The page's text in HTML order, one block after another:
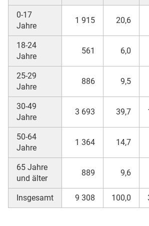
(Mikrozensus)
0-17
Jahre
1 915 20,6
18-24
Jahre
561 6,0
25-29
Jahre
886 9,5
30-49
Jahre
3 693 39,7
50-64
Jahre
1 364 14,7
65 Jahre
und älter
889 9,6
Insgesamt 9 308 100,0